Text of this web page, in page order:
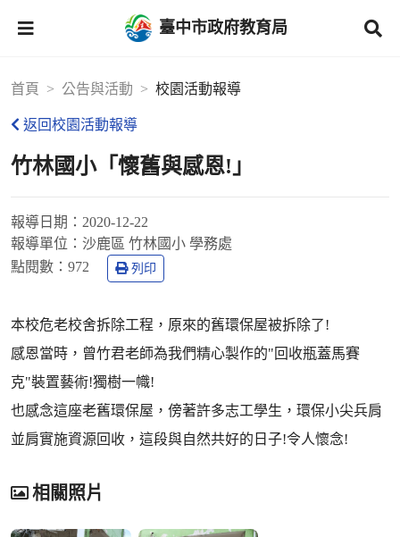
臺中市政府教育局
首頁 公告與活動 校園活動報導
返回校園活動報導
竹林國小「懷舊與感恩!」
報導日期： 2020-12-22
報導單位： 沙鹿區 竹林國小 學務處
點閱數： 972 列印
本校危老校舍拆除工程，原來的舊環保屋被拆除了!
感恩當時，曾竹君老師為我們精心製作的"回收瓶蓋馬賽
克"裝置藝術!獨樹一幟!
也感念這座老舊環保屋，傍著許多志工學生，環保小尖兵肩
並肩實施資源回收，這段與自然共好的日子!令人懷念!
相關照片